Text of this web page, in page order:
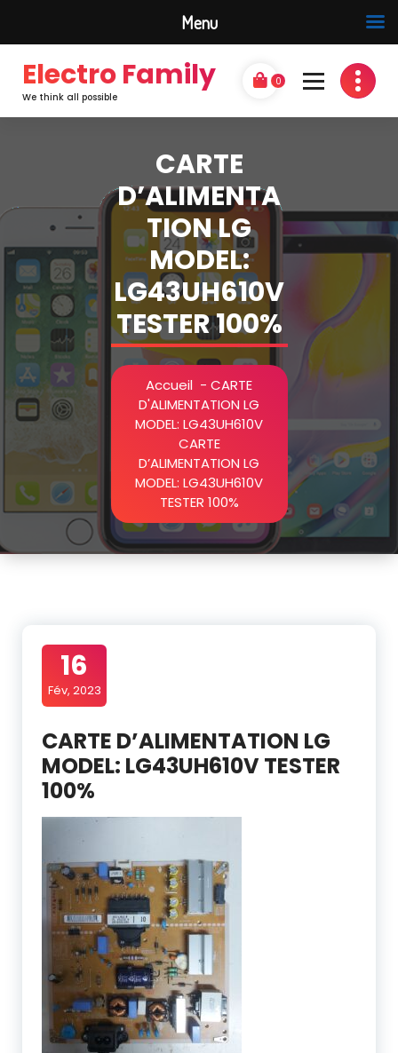
Electro Family
We think all possible
0
CARTE
D’ALIMENTA
TION LG
MODEL:
LG43UH610V
TESTER 100%
Accueil - CARTE
D'ALIMENTATION LG
MODEL: LG43UH610V
CARTE
D’ALIMENTATION LG
MODEL: LG43UH610V
TESTER 100%
16
Fév, 2023
CARTE D’ALIMENTATION LG
MODEL: LG43UH610V TESTER
100%
Menu